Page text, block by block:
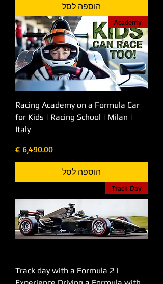
הוספה לסל
Academy
Racing Academy on a Formula Car
for Kids | Racing School | Milan |
Italy
מחיר
הוספה לסל
Track Day
Track day with a Formula 2 |